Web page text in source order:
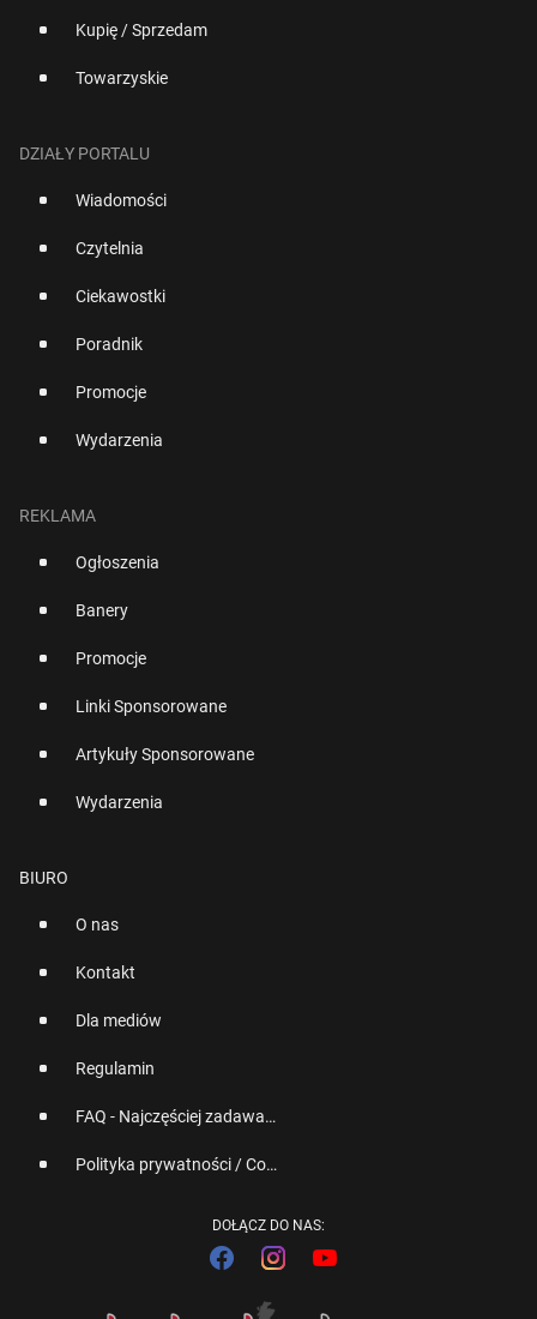
Kupię / Sprzedam
Towarzyskie
DZIAŁY PORTALU
Wiadomości
Czytelnia
Ciekawostki
Poradnik
Promocje
Wydarzenia
REKLAMA
Ogłoszenia
Banery
Promocje
Linki Sponsorowane
Artykuły Sponsorowane
Wydarzenia
BIURO
O nas
Kontakt
Dla mediów
Regulamin
FAQ - Najczęściej zadawane pytania
Polityka prywatności / Cookies
DOŁĄCZ DO NAS: